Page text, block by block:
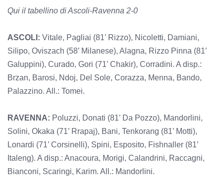
Qui il tabellino di Ascoli-Ravenna 2-0
ASCOLI: Vitale, Pagliai (81’ Rizzo), Nicoletti, Damiani,
Silipo, Oviszach (58’ Milanese), Alagna, Rizzo Pinna (81’
Galuppini), Curado, Gori (71’ Chakir), Corradini. A disp.:
Brzan, Barosi, Ndoj, Del Sole, Corazza, Menna, Bando,
Palazzino. All.: Tomei.
RAVENNA: Poluzzi, Donati (81’ Da Pozzo), Mandorlini,
Solini, Okaka (71’ Rrapaj), Bani, Tenkorang (81’ Motti),
Lonardi (71’ Corsinelli), Spini, Esposito, Fishnaller (81’
Italeng). A disp.: Anacoura, Morigi, Calandrini, Raccagni,
Bianconi, Scaringi, Karim. All.: Mandorlini.